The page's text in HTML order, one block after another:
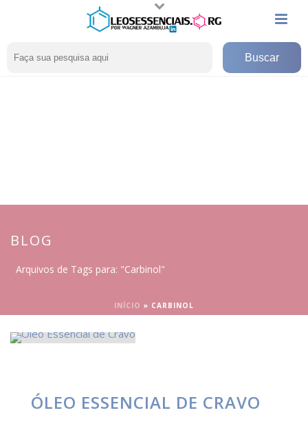
BLOG
Arquivos de Tags para: "Carbinol"
INÍCIO » CARBINOL
ÓLEO ESSENCIAL DE CRAVO